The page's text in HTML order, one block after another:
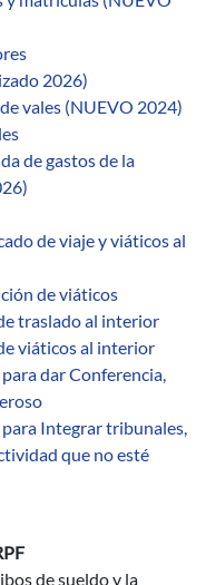
2026)
vales (NUEVO 2024)
de gastos de la
de viaje y viáticos al
de viáticos
traslado al interior
viáticos al interior
dar Conferencia,
Integrar tribunales,
que no esté
de sueldo y la